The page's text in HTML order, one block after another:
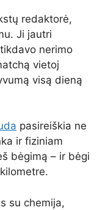
redaktorė,
Ji jautri
nerimo
vietoj
visą dieną
pasireiškia ne
ir fiziniam
bėgimą – ir bėgi
su chemija,